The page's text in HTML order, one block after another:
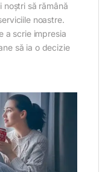
noștri să rămână
noastre.
a scrie impresia
să ia o decizie